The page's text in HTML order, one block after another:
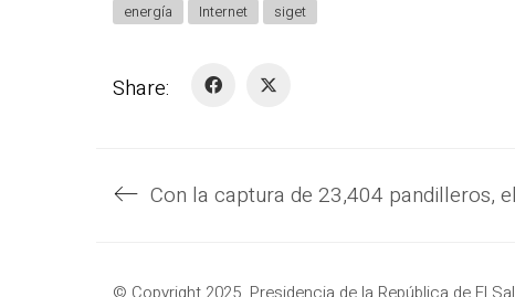
energía Internet siget
Share: